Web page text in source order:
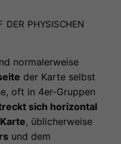
der physischen
normalerweise
der Karte selbst
oft in 4er-Gruppen
sich horizontal
, üblicherweise
und dem